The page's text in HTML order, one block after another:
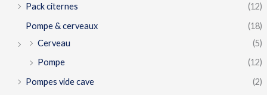
Pack citernes
(12)
Pompe & cerveaux
(18)
Cerveau
(5)
Pompe
(12)
Pompes vide cave
(2)